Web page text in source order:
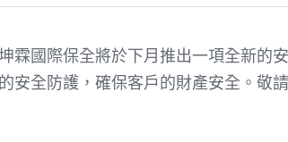
霖國際保全將於下月推出一項全新的
安全防護，確保客戶的財產安全。敬